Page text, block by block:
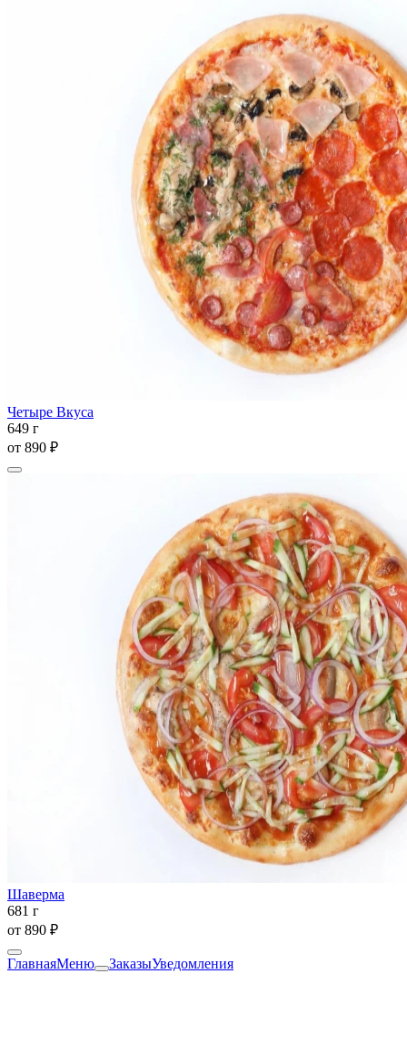
Четыре Вкуса
649 г
от 890 ₽
Шаверма
681 г
от 890 ₽
ГлавнаяМеню ЗаказыУведомления